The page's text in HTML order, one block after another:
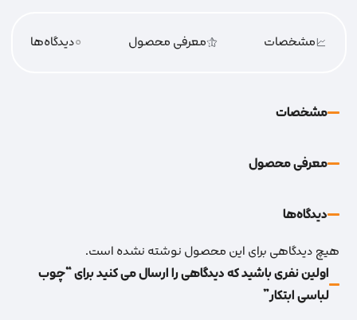
مشخصات معرفی محصول 0دیدگاه‌‌ها
مشخصات
معرفی محصول
دیدگاه‌‌ها
هیچ دیدگاهی برای این محصول نوشته نشده است.
اولین نفری باشید که دیدگاهی را ارسال می کنید برای “چوب
لباسی ابتکار”